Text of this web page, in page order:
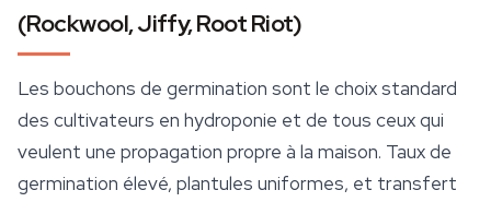
(Rockwool, Jiffy, Root Riot)
Les bouchons de germination sont le choix standard
des cultivateurs en hydroponie et de tous ceux qui
veulent une propagation propre à la maison. Taux de
germination élevé, plantules uniformes, et transfert